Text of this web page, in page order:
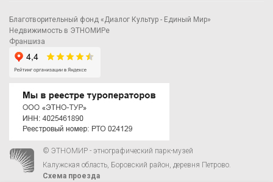
Благотворительный фонд «Диалог Культур - Единый Мир»
Недвижимость в ЭТНОМИРе
Франшиза
© ЭТНОМИР - этнографический парк-музей
Калужская область, Боровский район, деревня Петрово.
Схема проезда